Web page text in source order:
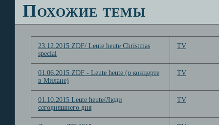
Похожие темы
23.12.2015 ZDF/ Leute heute Christmas
special
TV
01.06.2015 ZDF - Leute heute (о концерте
в Милане)
TV
01.10.2015 Leute heute/Люди
сегодняшнего дня
TV